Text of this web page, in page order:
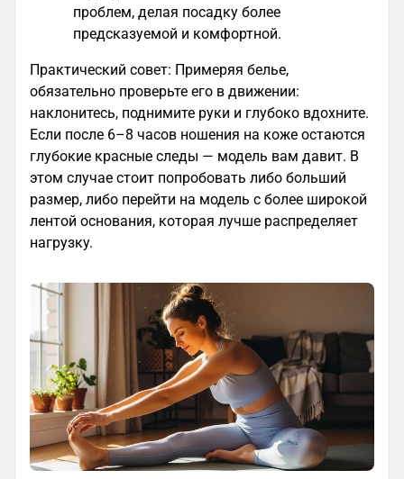
проблем, делая посадку более
предсказуемой и комфортной.
Практический совет: Примеряя белье,
обязательно проверьте его в движении:
наклонитесь, поднимите руки и глубоко вдохните.
Если после 6–8 часов ношения на коже остаются
глубокие красные следы — модель вам давит. В
этом случае стоит попробовать либо больший
размер, либо перейти на модель с более широкой
лентой основания, которая лучше распределяет
нагрузку.